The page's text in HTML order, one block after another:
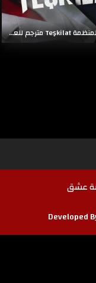
مسلسل المنظمة Teşkilat مترجم للعربية HD
عشق
Developed